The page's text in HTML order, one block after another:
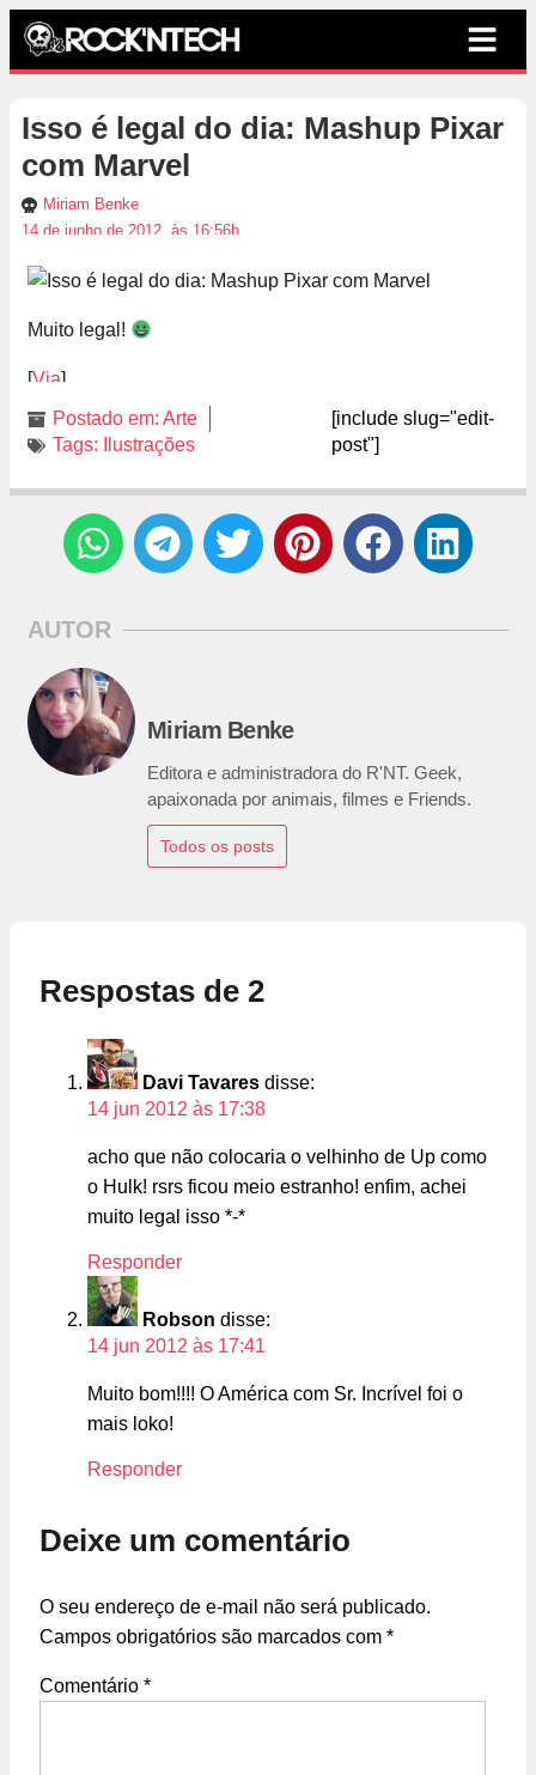
Isso é legal do dia: Mashup Pixar
com Marvel
Miriam Benke
14 de junho de 2012, às 16:56h
Muito legal!
[Via]
Postado em: Arte
Tags:
Ilustrações
[include slug="edit-
post"]
AUTOR
Miriam Benke
Editora e administradora do R'NT. Geek,
apaixonada por animais, filmes e Friends.
Todos os posts
Respostas de 2
Davi Tavares disse:
14 jun 2012 às 17:38
acho que não colocaria o velhinho de Up como
o Hulk! rsrs ficou meio estranho! enfim, achei
muito legal isso *-*
Responder
Robson disse:
14 jun 2012 às 17:41
Muito bom!!!! O América com Sr. Incrível foi o
mais loko!
Responder
Deixe um comentário
O seu endereço de e-mail não será publicado.
Campos obrigatórios são marcados com *
Comentário *